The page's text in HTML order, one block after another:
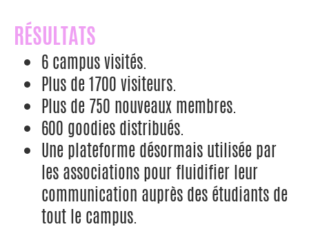
RÉSULTATS
6 campus visités.
Plus de 1700 visiteurs.
Plus de 750 nouveaux membres.
600 goodies distribués.
Une plateforme désormais utilisée par
les associations pour fluidifier leur
communication auprès des étudiants de
tout le campus.